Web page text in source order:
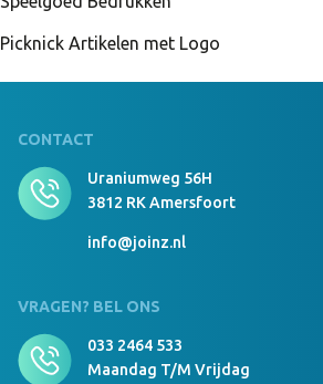
Picknick Artikelen met Logo
CONTACT
Uraniumweg 56H
3812 RK Amersfoort
info@joinz.nl
VRAGEN? BEL ONS
033 2464 533
Maandag T/m Vrijdag